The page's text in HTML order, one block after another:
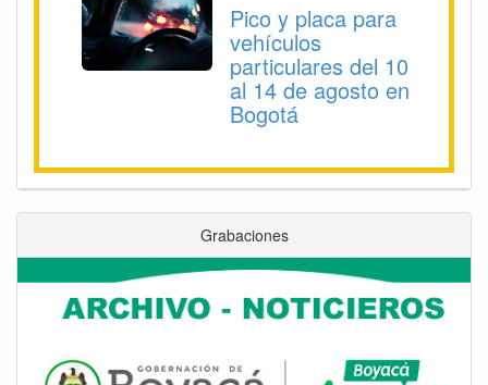
Pico y placa para
vehículos
particulares del 10
al 14 de agosto en
Bogotá
Grabaciones